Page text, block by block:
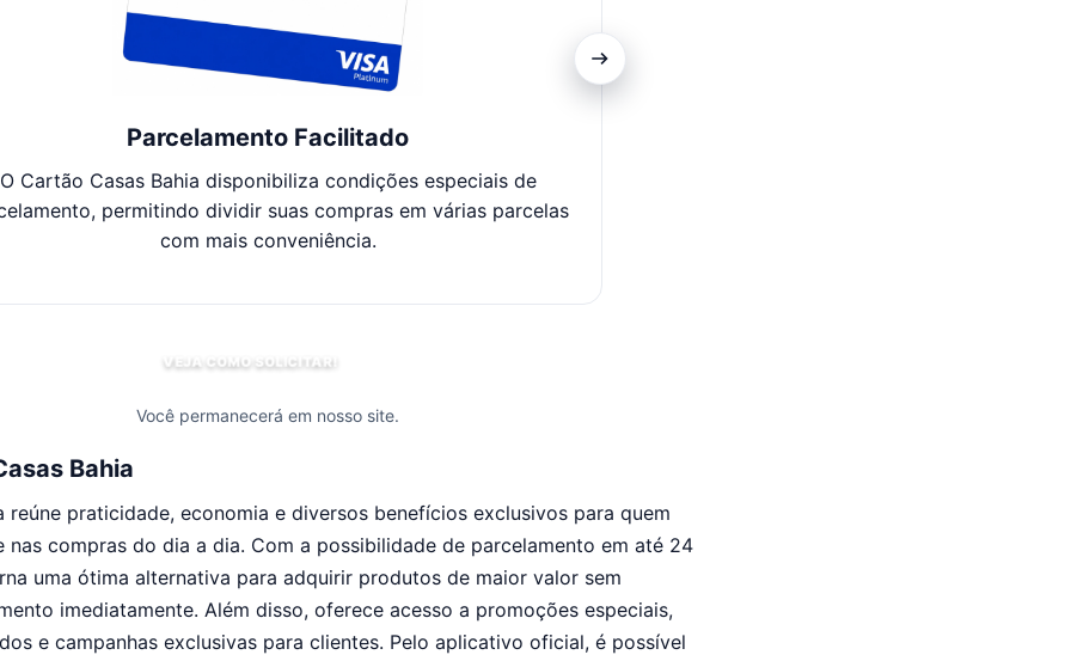
Parcelamento Facilitado
O Cartão Casas Bahia disponibiliza condições especiais de
permitindo dividir suas compras em várias parcelas
com mais conveniência.
VEJA COMO SOLICITAR!
Você permanecerá em nosso site.
Bahia
reúne praticidade, economia e diversos benefícios exclusivos para quem
nas compras do dia a dia. Com a possibilidade de parcelamento em até 24
uma ótima alternativa para adquirir produtos de maior valor sem
imediatamente. Além disso, oferece acesso a promoções especiais,
e campanhas exclusivas para clientes. Pelo aplicativo oficial, é possível